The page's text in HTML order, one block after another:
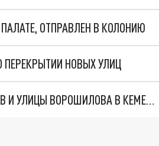
ОТПРАВЛЕН В КОЛОНИЮ
НОВЫХ УЛИЦ
BMW СНЕС СВЕТОФОР НА ПЕРЕКРЕСТКЕ ПРОСПЕКТА ХИМИКОВ И УЛИЦЫ ВОРОШИЛОВА В КЕМЕРОВЕ